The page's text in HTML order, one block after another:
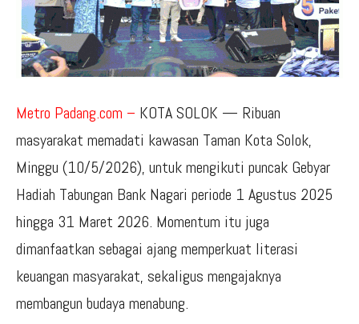
Metro Padang.com – KOTA SOLOK — Ribuan
masyarakat memadati kawasan Taman Kota Solok,
Minggu (10/5/2026), untuk mengikuti puncak Gebyar
Hadiah Tabungan Bank Nagari periode 1 Agustus 2025
hingga 31 Maret 2026. Momentum itu juga
dimanfaatkan sebagai ajang memperkuat literasi
keuangan masyarakat, sekaligus mengajaknya
membangun budaya menabung.